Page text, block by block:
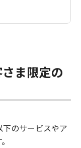
ま限定の
下のサービスやア